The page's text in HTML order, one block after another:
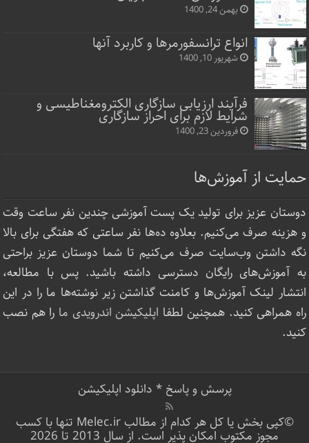
بهمن 24, 1400
انواع ترانسفورمرها و کاربرد آنها
شهریور 10, 1400
فرآیند ارزیابی سازگاری الکترومغناطیسی و
شرایط لازم برای احراز سازگاری
فروردین 23, 1400
حمایت از آموزش‌ها
دوستان عزیز برای تولید یک پست آموزشی چندین نفر ساعت‌ وقت
و هزینه صرف می‌کنیم. بعلاوه ده‌ها نفر ساعتی که هفتگی برای بالا
نگه داشتن وب‌سایت صرف ‌می‌کنیم تا شما دوستان عزیز براحتی
به آموزش‌های رایگان دسترسی داشته باشید. پس با مطالعه،
انتشار لینک‌ آموزش‌ها و کامنت گذاشتن زیر نوشته‌‌ها ما را در این
راه همراهی کنید. همچنین لطفا اپلیکیشن اندرویدی ما را هم نصب
کنید.
پرسش و پاسخ* دانلود اپلیکیشن
©کپی بخش یا کل هر کدام از مطالب Melec.ir تنها با کسب
مجوز مکتوب امکان پذیر است. از سال 2013 تا 2026